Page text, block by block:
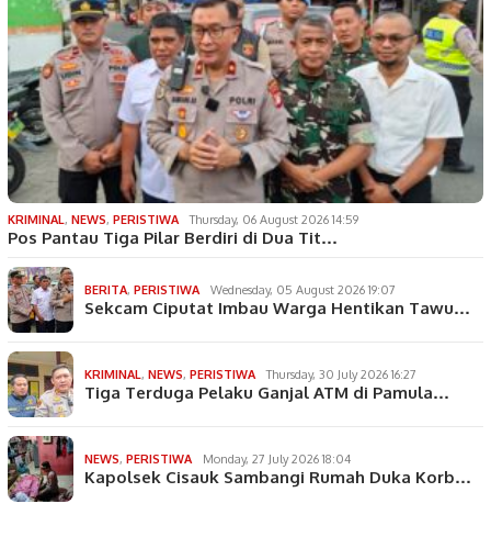
KRIMINAL, NEWS, PERISTIWA Thursday, 06 August 2026 14:59
Pos Pantau Tiga Pilar Berdiri di Dua Tit…
BERITA, PERISTIWA Wednesday, 05 August 2026 19:07
Sekcam Ciputat Imbau Warga Hentikan Tawu…
KRIMINAL, NEWS, PERISTIWA Thursday, 30 July 2026 16:27
Tiga Terduga Pelaku Ganjal ATM di Pamula…
NEWS, PERISTIWA Monday, 27 July 2026 18:04
Kapolsek Cisauk Sambangi Rumah Duka Korb…